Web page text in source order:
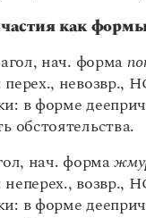
разбор
форма глагола
/ непереходность
/ невозвратность
признак
как формы
нач. форма
перех., невозвр.,
в форме
обстоятельства.
нач. форма
неперех., возвр.,
в форме